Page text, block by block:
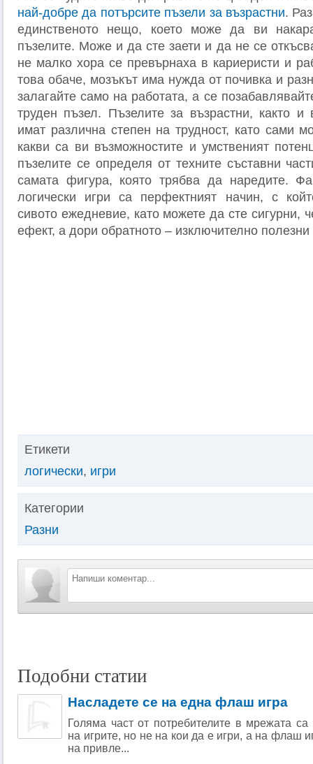
най-добре да потърсите пъзели за възрастни.
единственото нещо, което може да ви
пъзелите. Може и да сте заети и да не се
не малко хора се превърнаха в кариеристи и
това обаче, мозъкът има нужда от почивка и
залагайте само на работата, а се
труден пъзел. Пъзелите за възрастни, както и
имат различна степен на трудност, като сами
какви са ви възможностите и умственият
пъзелите се определя от техните съставни
самата фигура, която трябва да наредите.
логически игри са перфектният начин, с
сивото ежедневие, като можете да сте сигурни,
ефект, а дори обратното – изключително
Етикети
логически, игри
Категории
Разни
Подобни статии
Насладете се на една флаш игра
Голяма част от потребителите в мрежата
на игрите, но не на кои да е игри, а на флаш
на привле...